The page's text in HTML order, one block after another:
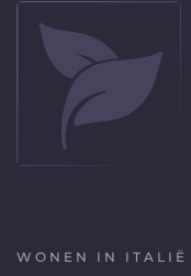
WONEN IN ITALIË